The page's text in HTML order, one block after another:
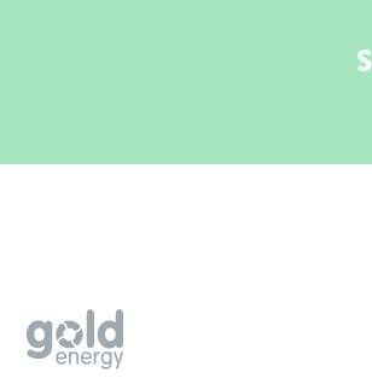
Simular
Solar